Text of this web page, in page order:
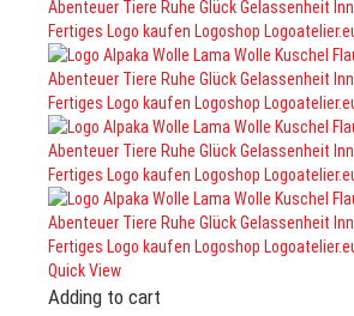
Quick View
Adding to cart